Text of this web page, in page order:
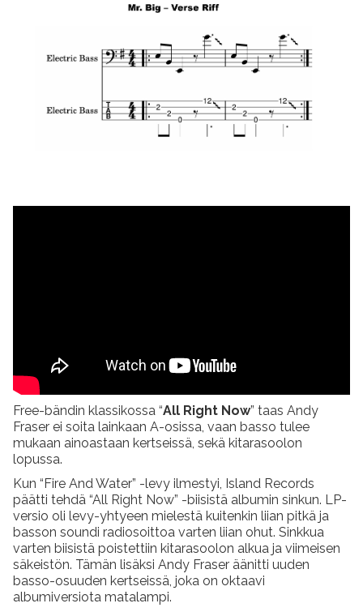
Free-bändin klassikossa “All Right Now” taas Andy
Fraser ei soita lainkaan A-osissa, vaan basso tulee
mukaan ainoastaan kertseissä, sekä kitarasoolon
lopussa.
Kun “Fire And Water” -levy ilmestyi, Island Records
päätti tehdä “All Right Now” -biisistä albumin sinkun. LP-
versio oli levy-yhtyeen mielestä kuitenkin liian pitkä ja
basson soundi radiosoittoa varten liian ohut. Sinkkua
varten biisistä poistettiin kitarasoolon alkua ja viimeisen
säkeistön. Tämän lisäksi Andy Fraser äänitti uuden
basso-osuuden kertseissä, joka on oktaavi
albumiversiota matalampi.